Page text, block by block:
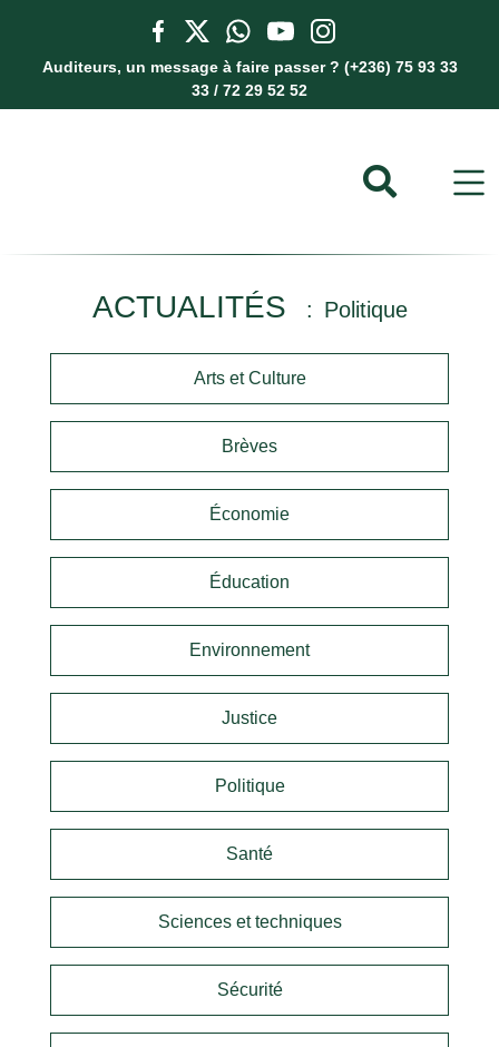
Auditeurs, un message à faire passer ? (+236) 75 93 33
33 / 72 29 52 52
ACTUALITÉS Politique
Arts et Culture
Brèves
Économie
Éducation
Environnement
Justice
Politique
Santé
Sciences et techniques
Sécurité